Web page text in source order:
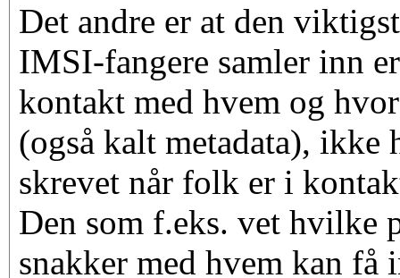
Det andre er at den
IMSI-fangere samler inn
kontakt med hvem og
(også kalt metadata), ikke
skrevet når folk er i
Den som f.eks. vet hvilke
snakker med hvem kan få